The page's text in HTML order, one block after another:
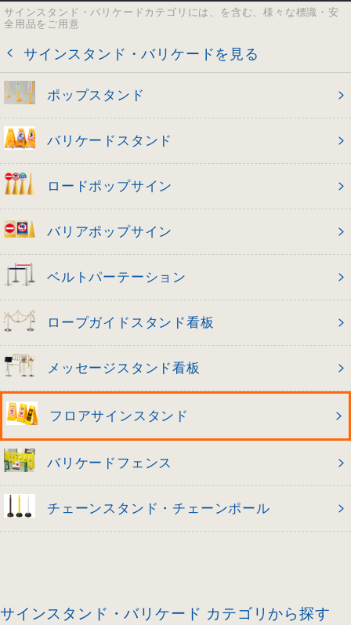
サインスタンド・バリケードカテゴリには、を含む、様々な標識・安
全用品をご用意
サインスタンド・バリケードを見る
ポップスタンド
バリケードスタンド
ロードポップサイン
バリアポップサイン
ベルトパーテーション
ロープガイドスタンド看板
メッセージスタンド看板
フロアサインスタンド
バリケードフェンス
チェーンスタンド・チェーンポール
サインスタンド・バリケード カテゴリから探す